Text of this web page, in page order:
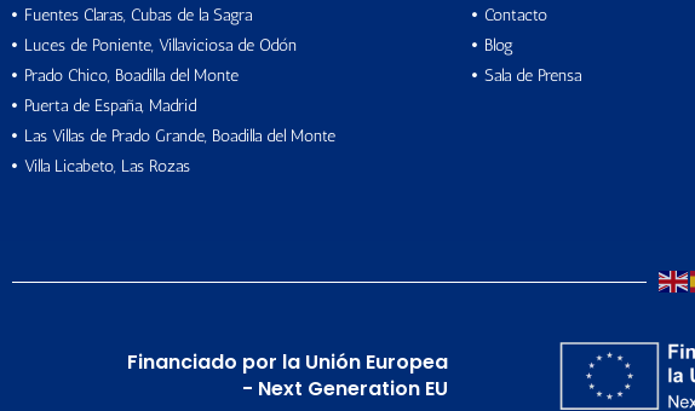
Fuentes Claras, Cubas de la Sagra
Luces de Poniente, Villaviciosa de Odón
Prado Chico, Boadilla del Monte
Puerta de España, Madrid
Las Villas de Prado Grande, Boadilla del Monte
Villa Licabeto, Las Rozas
Contacto
Blog
Sala de Prensa
Financiado por la Unión Europea
- Next Generation EU